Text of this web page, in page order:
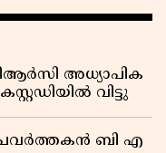
അധ്യാപിക
വിട്ടു
പ്രവർത്തകൻ ബി എ